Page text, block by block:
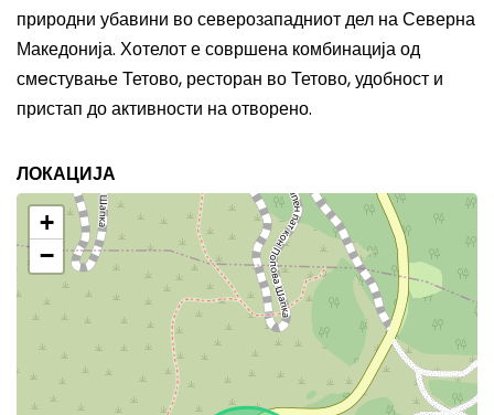
природни убавини во северозападниот дел на Северна
Македонија. Хотелот е совршена комбинација од
смeстување Тетово, ресторан во Тетово, удобност и
пристап до активности на отворено.
ЛОКАЦИЈА
+
−